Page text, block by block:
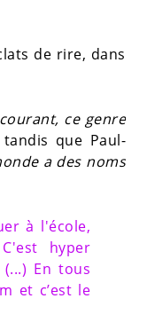
de rire, dans
courant, ce genre
que Paul-
a des noms
à l'école,
hyper
En tous
et c’est le